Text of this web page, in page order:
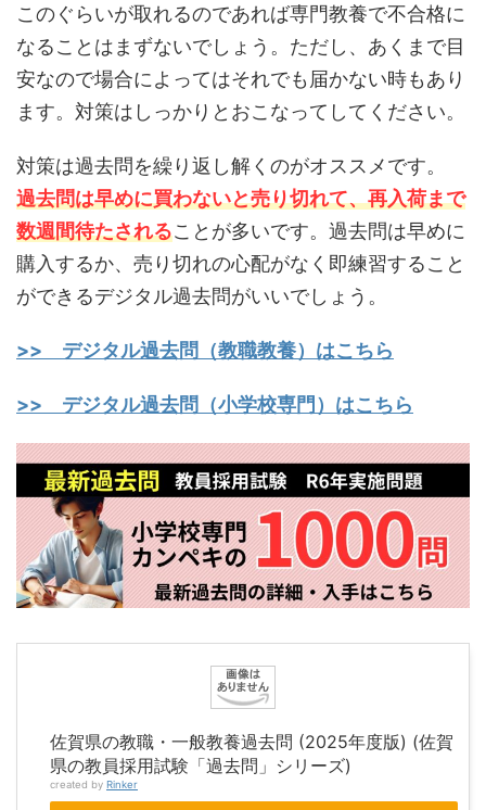
このぐらいが取れるのであれば専門教養で不合格に
なることはまずないでしょう。ただし、あくまで目
安なので場合によってはそれでも届かない時もあり
ます。対策はしっかりとおこなってしてください。
対策は過去問を繰り返し解くのがオススメです。
過去問は早めに買わないと売り切れて、再入荷まで
数週間待たされることが多いです。過去問は早めに
購入するか、売り切れの心配がなく即練習すること
ができるデジタル過去問がいいでしょう。
>> デジタル過去問（教職教養）はこちら
>> デジタル過去問（小学校専門）はこちら
佐賀県の教職・一般教養過去問 (2025年度版) (佐賀
県の教員採用試験「過去問」シリーズ)
created by Rinker